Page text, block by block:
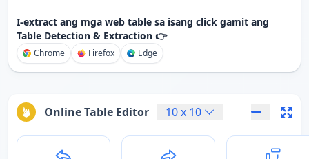
I-extract ang mga web table sa isang click gamit ang
Table Detection & Extraction 👉
Chrome Firefox Edge
Online Table Editor 10x 10